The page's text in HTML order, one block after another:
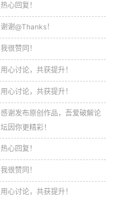
热心回复！
谢谢@Thanks！
我很赞同！
用心讨论，共获提升！
用心讨论，共获提升！
感谢发布原创作品，吾爱破解论
坛因你更精彩！
热心回复！
我很赞同！
用心讨论，共获提升！